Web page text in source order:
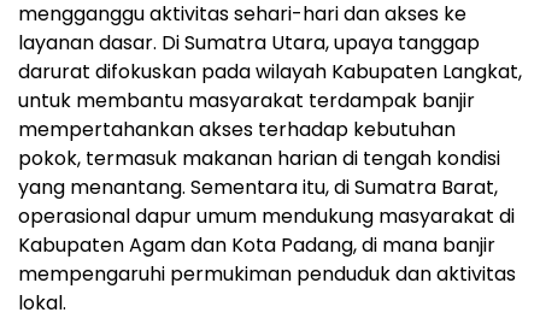
mengganggu aktivitas sehari-hari dan akses ke
layanan dasar. Di Sumatra Utara, upaya tanggap
darurat difokuskan pada wilayah Kabupaten Langkat,
untuk membantu masyarakat terdampak banjir
mempertahankan akses terhadap kebutuhan
pokok, termasuk makanan harian di tengah kondisi
yang menantang. Sementara itu, di Sumatra Barat,
operasional dapur umum mendukung masyarakat di
Kabupaten Agam dan Kota Padang, di mana banjir
mempengaruhi permukiman penduduk dan aktivitas
lokal.